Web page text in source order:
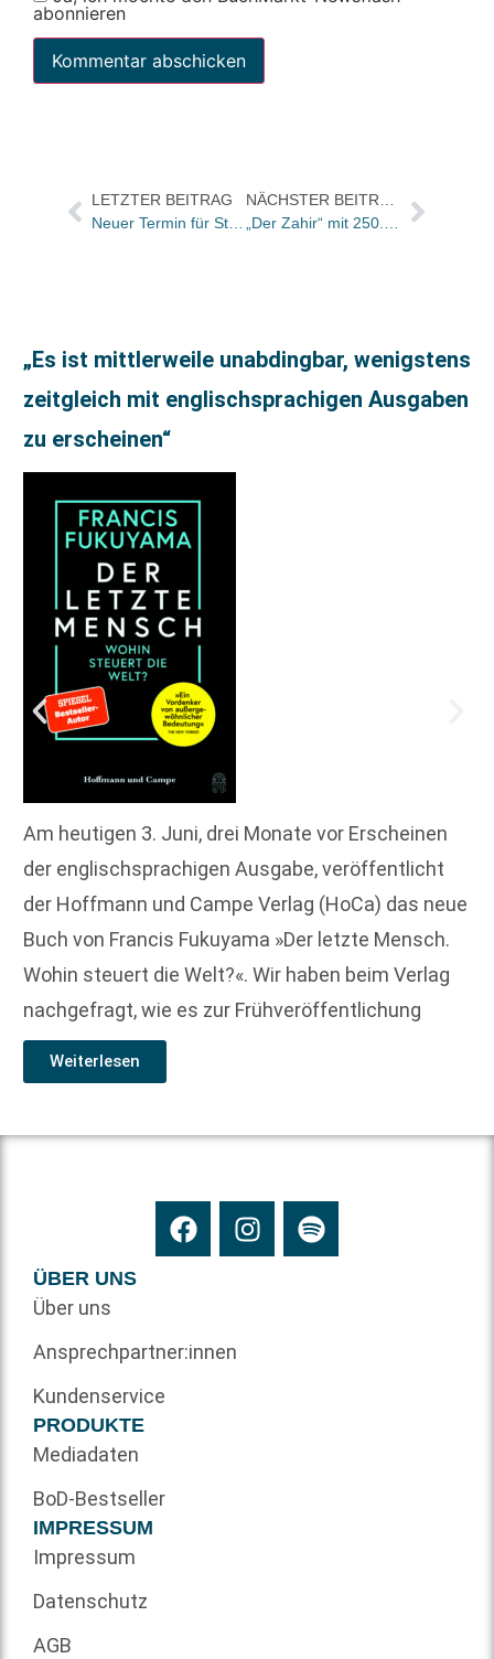
abonnieren
LETZTER BEITRAG
Neuer Termin für Stuttgarter Buchwochen 2005: 17.11 – 11.12.
„Es ist mittlerweile unabdingbar, wenigstens
zeitgleich mit englischsprachigen Ausgaben
zu erscheinen“
Am heutigen 3. Juni, drei Monate vor Erscheinen
der englischsprachigen Ausgabe, veröffentlicht
der Hoffmann und Campe Verlag (HoCa) das neue
Buch von Francis Fukuyama »Der letzte Mensch.
Wohin steuert die Welt?«. Wir haben beim Verlag
nachgefragt, wie es zur Frühveröffentlichung
Weiterlesen
ÜBER UNS
Über uns
Ansprechpartner:innen
Kundenservice
PRODUKTE
Mediadaten
BoD-Bestseller
IMPRESSUM
Impressum
Datenschutz
AGB